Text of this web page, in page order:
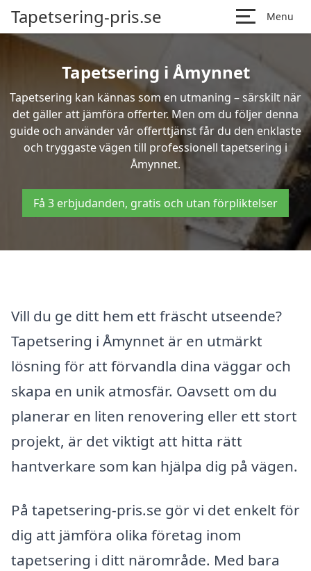
Tapetsering-pris.se Menu
Tapetsering i Åmynnet
Tapetsering kan kännas som en utmaning – särskilt när
det gäller att jämföra offerter. Men om du följer denna
guide och använder vår offerttjänst får du den enklaste
och tryggaste vägen till professionell tapetsering i
Åmynnet.
Få 3 erbjudanden, gratis och utan förpliktelser
Vill du ge ditt hem ett fräscht utseende?
Tapetsering i Åmynnet är en utmärkt
lösning för att förvandla dina väggar och
skapa en unik atmosfär. Oavsett om du
planerar en liten renovering eller ett stort
projekt, är det viktigt att hitta rätt
hantverkare som kan hjälpa dig på vägen.
På tapetsering-pris.se gör vi det enkelt för
dig att jämföra olika företag inom
tapetsering i ditt närområde. Med bara